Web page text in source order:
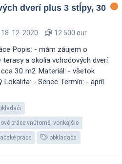
dverí plus 3 stĺpy, 30
18. 12. 2020 12 500 eur
Popis: - mám záujem o
a okolia vchodových dverí
30 m2 Materiál: - všetok
Lokalita: - Senec Termín: - apríl
práce vnútorné, vonkajšie
práce obkladača